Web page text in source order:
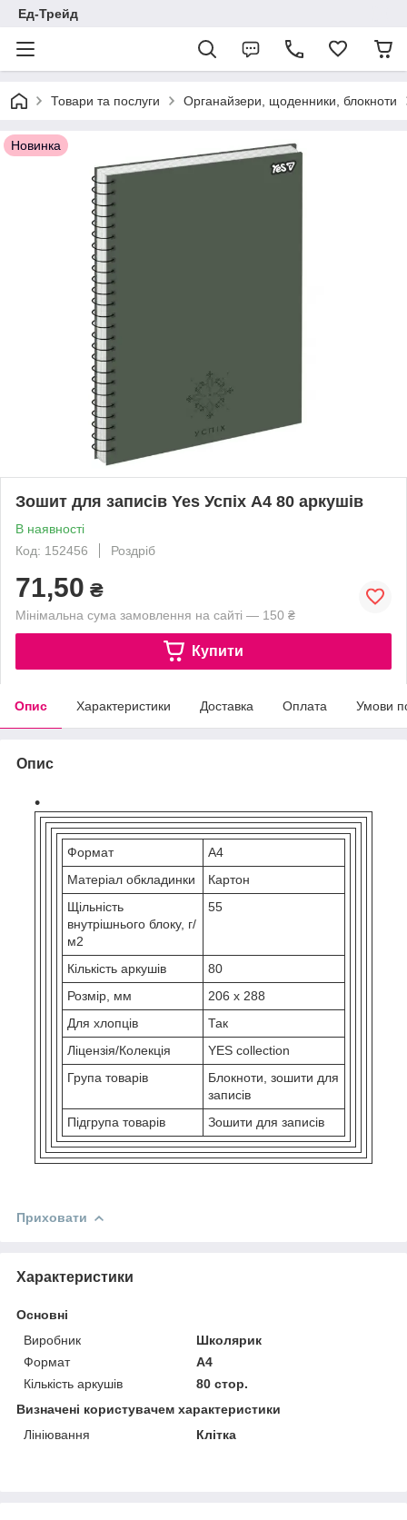
Ед-Трейд
Товари та послуги Органайзери, щоденники, блокноти
Новинка
Зошит для записів Yes Успіх А4 80 аркушів
В наявності
Код: 152456
Роздріб
71,50 ₴
Мінімальна сума замовлення на сайті — 150 ₴
Купити
Опис Характеристики Доставка Оплата Умови
Опис
Формат
A4
Матеріал обкладинки
Картон
Щільність
внутрішнього блоку, г/
м2
55
Кількість аркушів
80
Розмір, мм
206 х 288
Для хлопців
Так
Ліцензія/Колекція
YES collection
Група товарів
Блокноти, зошити для
записів
Підгрупа товарів
Зошити для записів
Приховати
Характеристики
Основні
Виробник
Школярик
Формат
A4
Кількість аркушів
80 стор.
Визначені користувачем характеристики
Лініювання
Клітка